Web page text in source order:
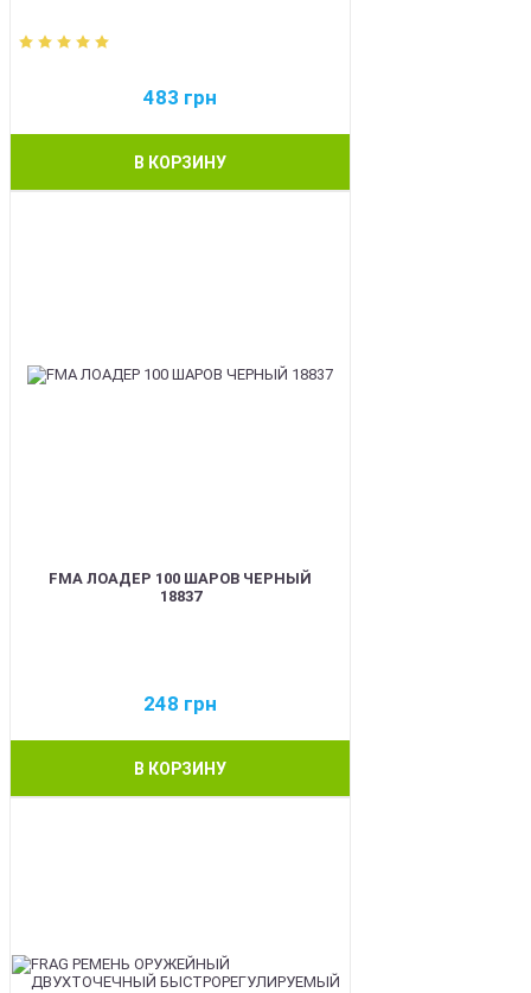
483 грн
В КОРЗИНУ
FMA ЛОАДЕР 100 ШАРОВ ЧЕРНЫЙ
18837
248 грн
В КОРЗИНУ